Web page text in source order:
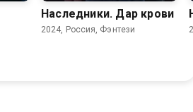
Наследники. Дар крови
2024, Россия, Фэнтези